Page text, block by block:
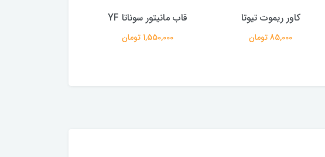
کاور ریموت تیوتا
85,000 تومان
قاب مانیتور سوناتا YF
1,550,000 تومان